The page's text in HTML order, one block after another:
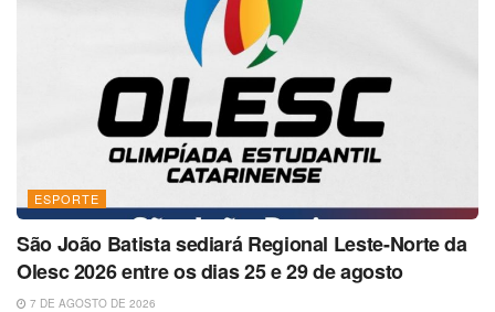
ESPORTE
São João Batista sediará Regional Leste-Norte da
Olesc 2026 entre os dias 25 e 29 de agosto
7 DE AGOSTO DE 2026